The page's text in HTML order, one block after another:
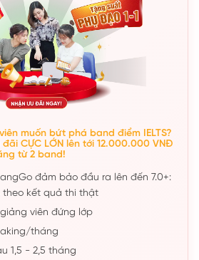
muốn bứt phá band điểm IELTS?
CỰC LỚN lên tới 12.000.000 VNĐ
từ 2 band!
đảm bảo đầu ra lên đến 7.0+:
theo kết quả thi thật
giảng viên đứng lớp
tháng
1,5 - 2,5 tháng